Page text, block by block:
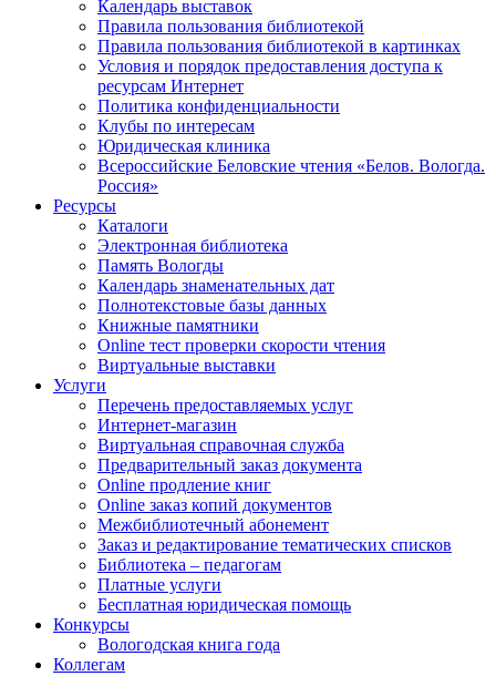
Календарь выставок
Правила пользования библиотекой
Правила пользования библиотекой в картинках
Условия и порядок предоставления доступа к
ресурсам Интернет
Политика конфиденциальности
Клубы по интересам
Юридическая клиника
Всероссийские Беловские чтения «Белов. Вологда.
Россия»
Ресурсы
Каталоги
Электронная библиотека
Память Вологды
Календарь знаменательных дат
Полнотекстовые базы данных
Книжные памятники
Online тест проверки скорости чтения
Виртуальные выставки
Услуги
Перечень предоставляемых услуг
Интернет-магазин
Виртуальная справочная служба
Предварительный заказ документа
Online продление книг
Online заказ копий документов
Межбиблиотечный абонемент
Заказ и редактирование тематических списков
Библиотека – педагогам
Платные услуги
Бесплатная юридическая помощь
Конкурсы
Вологодская книга года
Коллегам